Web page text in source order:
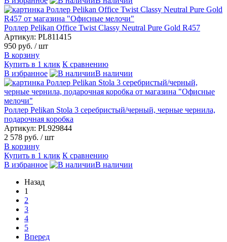
Роллер Pelikan Office Twist Classy Neutral Pure Gold R457
Артикул: PL811415
950 руб. / шт
В корзину
Купить в 1 клик К сравнению
В избранное
В наличии
Роллер Pelikan Stola 3 серебристый/черный, черные чернила,
подарочная коробка
Артикул: PL929844
2 578 руб. / шт
В корзину
Купить в 1 клик К сравнению
В избранное
В наличии
Назад
1
2
3
4
5
Вперед